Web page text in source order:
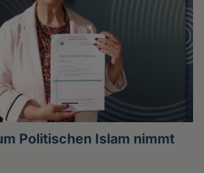
Politischen Islam nimmt